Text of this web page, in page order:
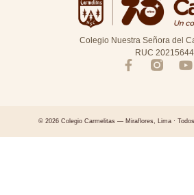
Colegio Nuestra Señora del
RUC
© 2026 Colegio Carmelitas — Miraflores, Lima ·